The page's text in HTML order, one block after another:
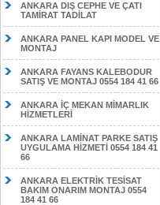
ANKARA DIŞ CEPHE VE ÇATI
TAMİRAT TADİLAT
ANKARA PANEL KAPI MODEL VE
MONTAJ
ANKARA FAYANS KALEBODUR
SATIŞ VE MONTAJ 0554 184 41 66
ANKARA İÇ MEKAN MİMARLIK
HİZMETLERİ
ANKARA LAMİNAT PARKE SATIŞ
UYGULAMA HİZMETİ 0554 184 41
66
ANKARA ELEKTRİK TESİSAT
BAKIM ONARIM MONTAJ 0554
184 41 66